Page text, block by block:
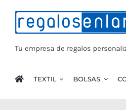
contenido
Tu empresa de regalos
TEXTIL BOLSAS